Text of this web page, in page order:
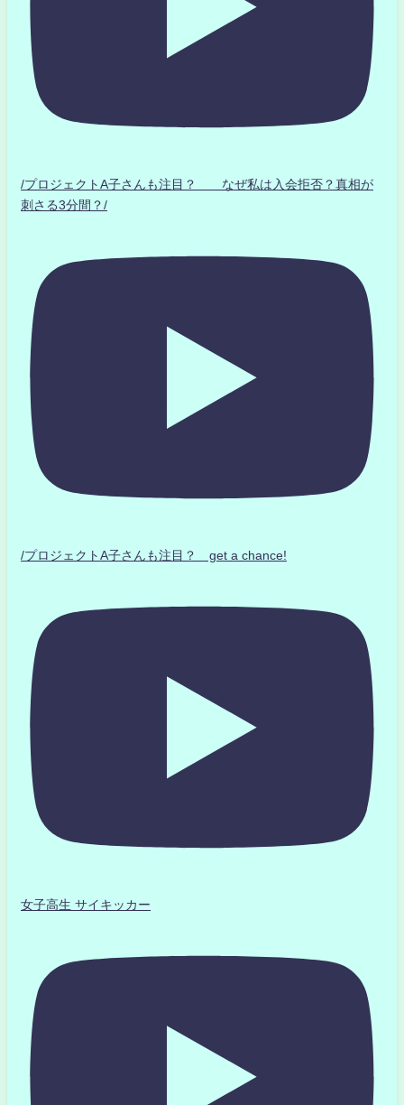
/プロジェクトA子さんも注目？ なぜ私は入会拒否？真相が
刺さる3分間？/
/プロジェクトA子さんも注目？ get a chance!
女子高生 サイキッカー